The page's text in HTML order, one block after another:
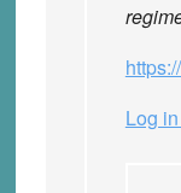
Log